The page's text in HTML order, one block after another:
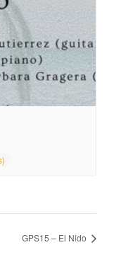
GPS15 – El Nido